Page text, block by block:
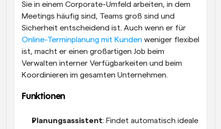
Sie in einem Corporate-Umfeld arbeiten, in dem
Meetings häufig sind, Teams groß sind und
Online-Terminplanung mit Kunden weniger flexibel
ist, macht er einen großartigen Job beim
Verwalten interner Verfügbarkeiten und beim
Koordinieren im gesamten Unternehmen.
Funktionen
Planungsassistent: Findet automatisch ideale